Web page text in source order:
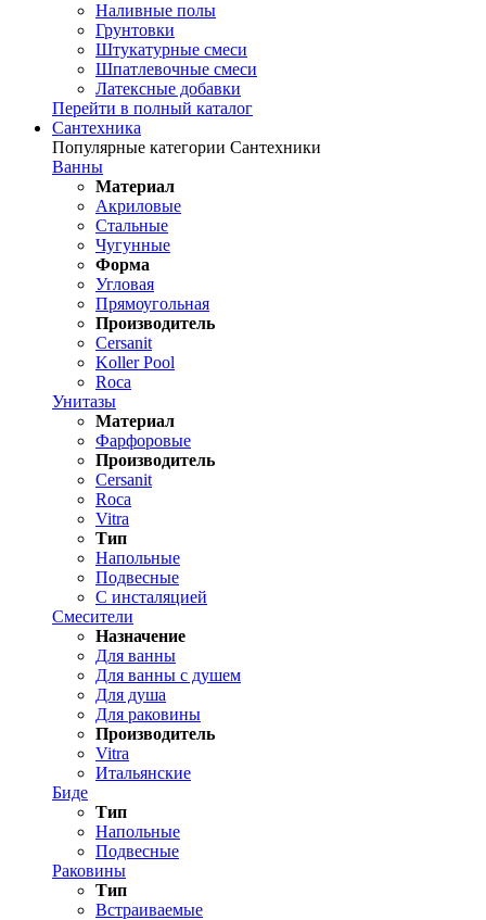
Наливные полы
Грунтовки
Штукатурные смеси
Шпатлевочные смеси
Латексные добавки
Перейти в полный каталог
Сантехника
Популярные категории Сантехники
Ванны
Материал
Акриловые
Стальные
Чугунные
Форма
Угловая
Прямоугольная
Производитель
Cersanit
Koller Pool
Roca
Унитазы
Материал
Фарфоровые
Производитель
Cersanit
Roca
Vitra
Тип
Напольные
Подвесные
С инсталяцией
Смесители
Назначение
Для ванны
Для ванны с душем
Для душа
Для раковины
Производитель
Vitra
Итальянские
Биде
Тип
Напольные
Подвесные
Раковины
Тип
Встраиваемые